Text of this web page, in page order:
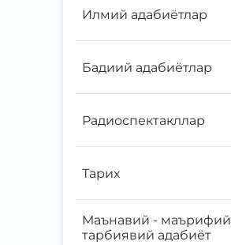
Илмий адабиётлар
Бадиий адабиётлар
Радиоспектакллар
Тарих
Маънавий - маърифий ва
тарбиявий адабиёт